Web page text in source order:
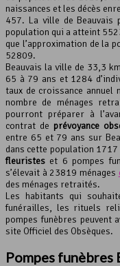
naissances et les décès
457. La ville de Beauvais
population qui a atteint
que l’approximation de la
52809.
Beauvais la ville de 33,3
65 à 79 ans et 1284
taux de croissance
nombre de ménages
pourront préparer à
contrat de prévoyance
entre 65 et 79 ans sur
dans cette population
fleuristes et 6 pompes
s’élevait à 23819 ménages
des ménages retraités.
Les habitants qui
funérailles, les rituels
pompes funèbres peuvent
site Officiel des Obsèques.
Pompes funèbres